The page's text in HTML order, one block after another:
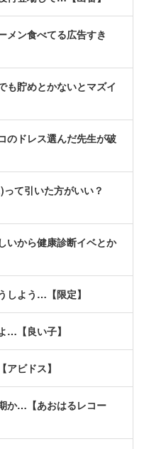
メン食べてる広告すき
も貯めとかないとマズイ
のドレス選んだ先生が破
って引いた方がいい？
いから健康診断イベとか
しよう…【限定】
…【良い子】
ビドス】
か…【あおはるレコー